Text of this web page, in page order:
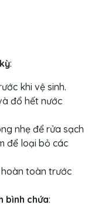
:
khi vệ sinh.
đổ hết nước
nhẹ để rửa sạch
để loại bỏ các
toàn trước
bình chứa: